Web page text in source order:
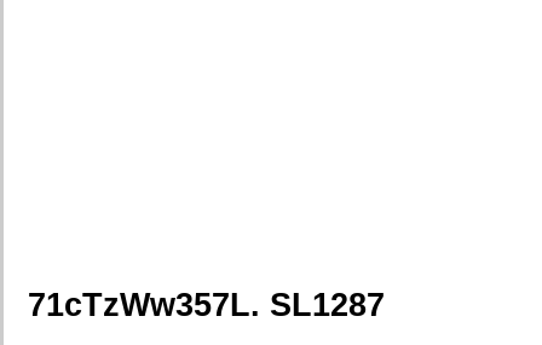
71cTzWw357L. SL1287